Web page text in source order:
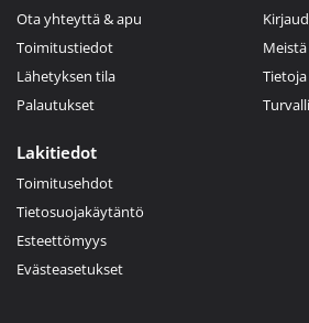
Ota yhteyttä & apu
Toimitustiedot
Lähetyksen tila
Palautukset
Meistä
Lakitiedot
Toimitusehdot
Tietosuojakäytäntö
Esteettömyys
Evästeasetukset